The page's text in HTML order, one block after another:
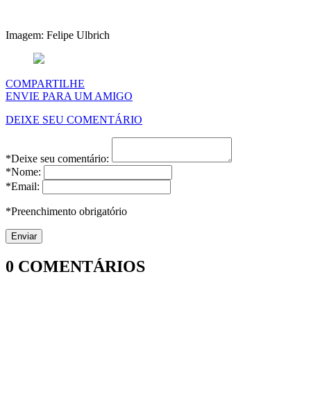
Imagem: Felipe Ulbrich
COMPARTILHE
ENVIE PARA UM AMIGO
DEIXE SEU COMENTÁRIO
*Deixe seu comentário:
*Nome:
*Email:
*Preenchimento obrigatório
0 COMENTÁRIOS